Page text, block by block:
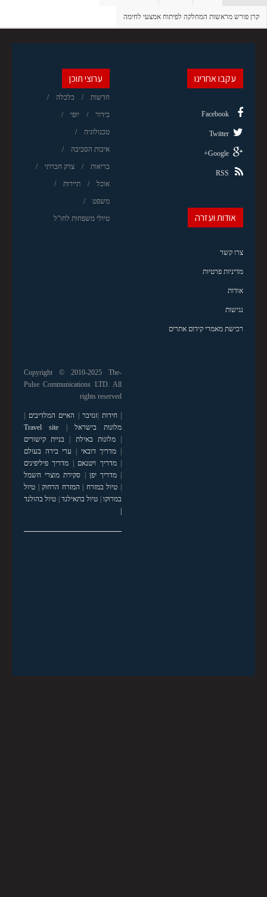
קרן פורש מראשות המחלקה לפיתוח אמצעי לחימה
ערוצי תוכן
חדשות כלכלה
בידור יופי
טכנולוגיה
איכות הסביבה
בריאות צדק חברתי
אוכל תיירות
משפט
טיולי משפחות לחו"ל
עקבו אחרינו
Facebook
Twitter
Google+
RSS
אודות ועזרה
צרו קשר
מדיניות פרטיות
אודות
נגישות
רכישת מאמרי קידום אתרים
Copyright © 2010-2025 The-
Pulse Communications LTD. All
rights reserved
|חידות |זנזיבר | האיים המלדיבים |
מלונות בישראל |
Travel site
|מלונות באילת | בניית קישורים
| מדריך דובאי | ערי בירה בעולם
|מדריך ויטנאם | מדריך פיליפינים
|מדריך יפן | סקירת מוצרי חשמל
| טיול במזרח | המזרח הרחוק| טיול
במרוקו| טיול בתאילנד| טיול בהולנד
|